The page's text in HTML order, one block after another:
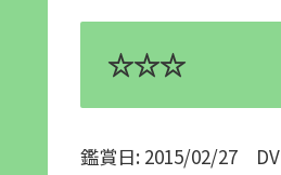
☆☆☆
鑑賞日: 2015/02/27